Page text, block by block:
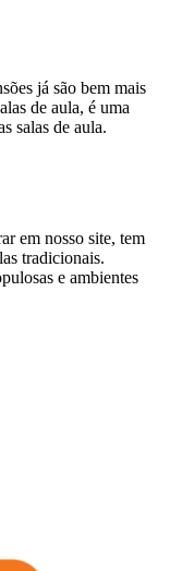
já são bem mais
de aula, é uma
salas de aula.
em nosso site, tem
tradicionais.
e ambientes